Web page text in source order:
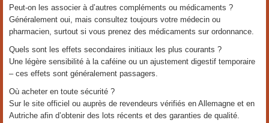
Peut-on les associer à d’autres compléments ou médicaments ?
Généralement oui, mais consultez toujours votre médecin ou
pharmacien, surtout si vous prenez des médicaments sur ordonnance.
Quels sont les effets secondaires initiaux les plus courants ?
Une légère sensibilité à la caféine ou un ajustement digestif temporaire
– ces effets sont généralement passagers.
Où acheter en toute sécurité ?
Sur le site officiel ou auprès de revendeurs vérifiés en Allemagne et en
Autriche afin d’obtenir des lots récents et des garanties de qualité.